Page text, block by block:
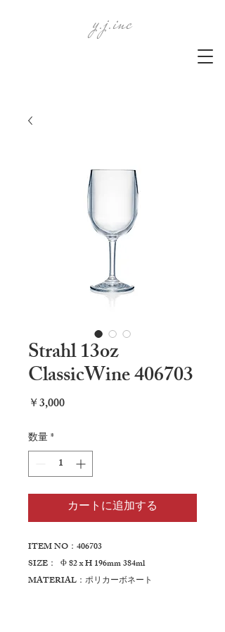
y.j.inc
Strahl 13oz
ClassicWine 406703
￥3,000価
数量*
カートに追加する
ITEM NO：406703
SIZE： Φ 82 x H 196mm 384ml
MATERIAL：ポリカーボネート